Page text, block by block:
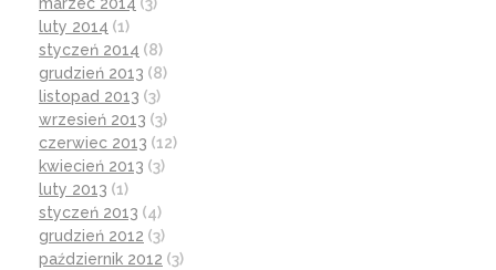
luty 2014 (1)
styczeń 2014 (8)
grudzień 2013 (8)
listopad 2013 (3)
wrzesień 2013 (3)
czerwiec 2013 (12)
kwiecień 2013 (3)
luty 2013 (1)
styczeń 2013 (4)
grudzień 2012 (3)
październik 2012 (3)